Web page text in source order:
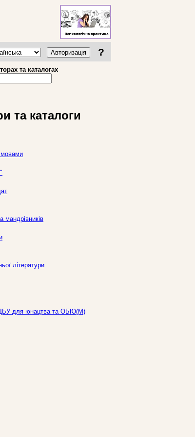
Авторизація ?
та каталогах
та каталоги
мовами
мандрівників
літератури
ДБУ для юнацтва та ОБЮ(М)